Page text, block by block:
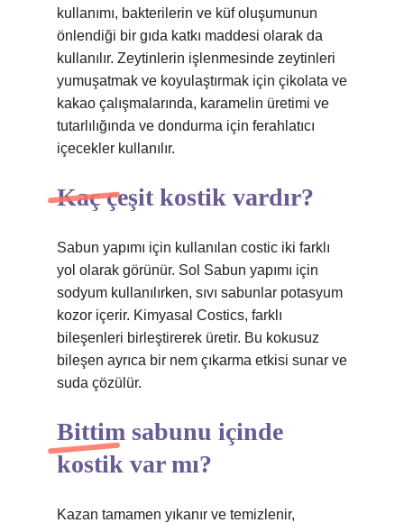
kullanımı, bakterilerin ve küf oluşumunun
önlendiği bir gıda katkı maddesi olarak da
kullanılır. Zeytinlerin işlenmesinde zeytinleri
yumuşatmak ve koyulaştırmak için çikolata ve
kakao çalışmalarında, karamelin üretimi ve
tutarlılığında ve dondurma için ferahlatıcı
içecekler kullanılır.
Kaç çeşit kostik vardır?
Sabun yapımı için kullanılan costic iki farklı
yol olarak görünür. Sol Sabun yapımı için
sodyum kullanılırken, sıvı sabunlar potasyum
kozor içerir. Kimyasal Costics, farklı
bileşenleri birleştirerek üretir. Bu kokusuz
bileşen ayrıca bir nem çıkarma etkisi sunar ve
suda çözülür.
Bittim sabunu içinde
kostik var mı?
Kazan tamamen yıkanır ve temizlenir,